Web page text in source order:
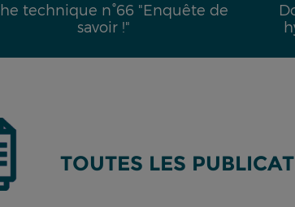
technique n°66 "Enquête de
savoir !"
TOUTES LES